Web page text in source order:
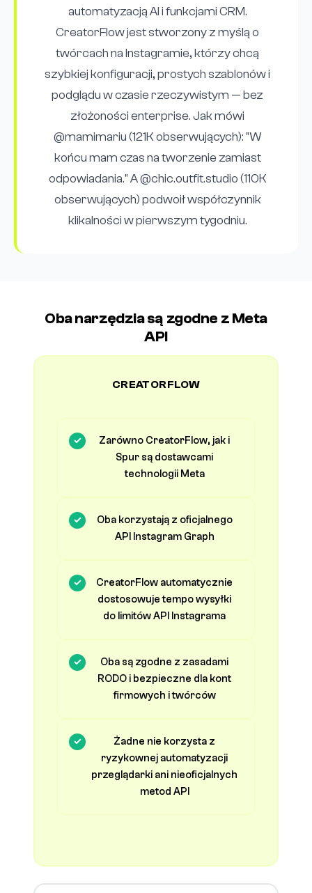
automatyzacją AI i funkcjami CRM.
CreatorFlow jest stworzony z myślą o
twórcach na Instagramie, którzy chcą
szybkiej konfiguracji, prostych szablonów i
podglądu w czasie rzeczywistym — bez
złożoności enterprise. Jak mówi
@mamimariu (121K obserwujących): "W
końcu mam czas na tworzenie zamiast
odpowiadania." A @chic.outfit.studio (110K
obserwujących) podwoił współczynnik
klikalności w pierwszym tygodniu.
Oba narzędzia są zgodne z Meta
API
CREATORFLOW
Zarówno CreatorFlow, jak i
Spur są dostawcami
technologii Meta
Oba korzystają z oficjalnego
API Instagram Graph
CreatorFlow automatycznie
dostosowuje tempo wysyłki
do limitów API Instagrama
Oba są zgodne z zasadami
RODO i bezpieczne dla kont
firmowych i twórców
Żadne nie korzysta z
ryzykownej automatyzacji
przeglądarki ani nieoficjalnych
metod API